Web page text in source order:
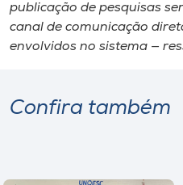
publicação de pesquisas
canal de comunicação
envolvidos no sistema —
Confira também